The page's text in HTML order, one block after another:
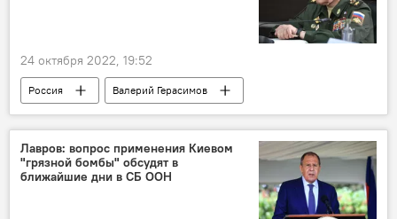
24 октября 2022, 19:52
Россия
Валерий Герасимов
Министерство обороны РФ
США
Пентагон
Лавров: вопрос применения Киевом
"грязной бомбы" обсудят в
ближайшие дни в СБ ООН